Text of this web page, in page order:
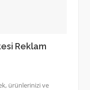
Reklam
ürünlerinizi ve